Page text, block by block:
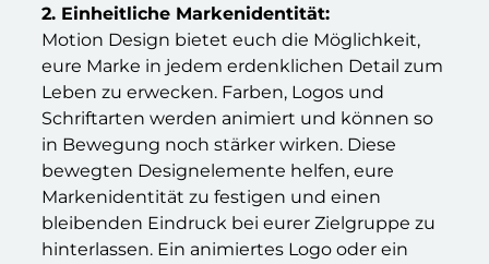
2. Einheitliche Markenidentität:
Motion Design bietet euch die Möglichkeit,
eure Marke in jedem erdenklichen Detail zum
Leben zu erwecken. Farben, Logos und
Schriftarten werden animiert und können so
in Bewegung noch stärker wirken. Diese
bewegten Designelemente helfen, eure
Markenidentität zu festigen und einen
bleibenden Eindruck bei eurer Zielgruppe zu
hinterlassen. Ein animiertes Logo oder ein